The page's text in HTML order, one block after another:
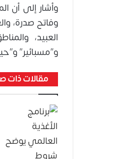
وأشار إلى أن
وفاتح صدرة،
العبيد،
و”مسبائير”
مقالات ذات